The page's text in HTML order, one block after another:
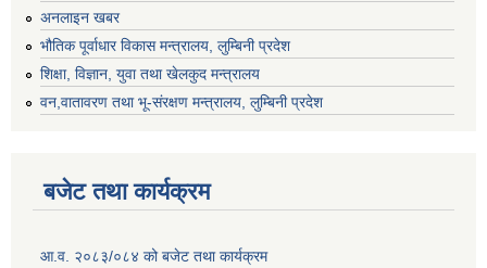
अनलाइन खबर
भौतिक पूर्वाधार विकास मन्त्रालय, लुम्बिनी प्रदेश
शिक्षा, विज्ञान, युवा तथा खेलकुद मन्‍‍त्रालय
वन,वातावरण तथा भू-संरक्षण मन्त्रालय, लुम्बिनी प्रदेश
बजेट तथा कार्यक्रम
आ.व. २०८३/०८४ को बजेट तथा कार्यक्रम